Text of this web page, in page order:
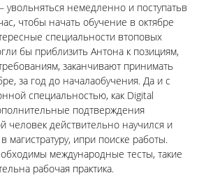
увольняться немедленно и поступатьв
чтобы начать обучение в октябре
специальности втоповых
бы приблизить Антона к позициям,
заканчивают принимать
за год до началаобучения. Да и с
специальностью, как Digital
подтверждения
человек действительно научился и
магистратуру, ипри поиске работы.
международные тесты, такие
рабочая практика.